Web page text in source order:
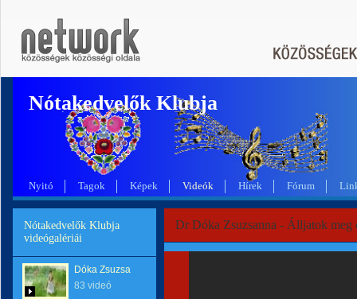
Nótakedvelők Klubja
Nyitó Tagok Képek Videók Hírek Fórum
Nótakedvelők Klubja
videógalériái
Dóka Zsuzsa
83 videó
Dr Dóka Zsuzsanna - Álljatok meg